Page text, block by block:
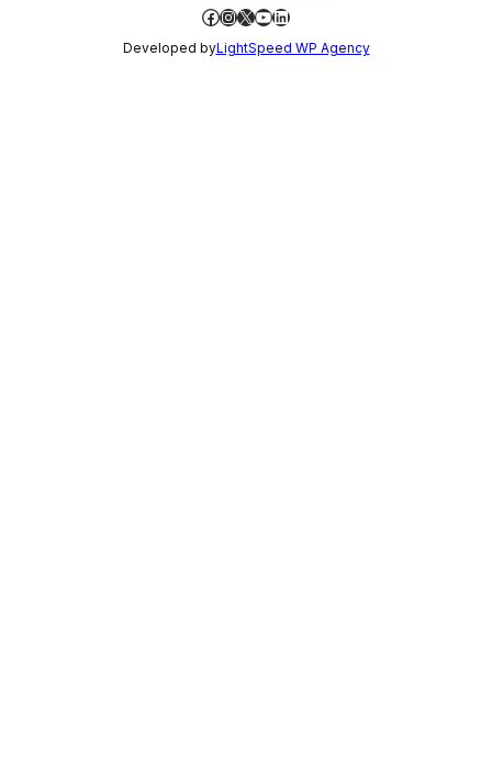
Facebook
Instagram
X YouTube
LinkedIn
Developed byLightSpeed WP Agency